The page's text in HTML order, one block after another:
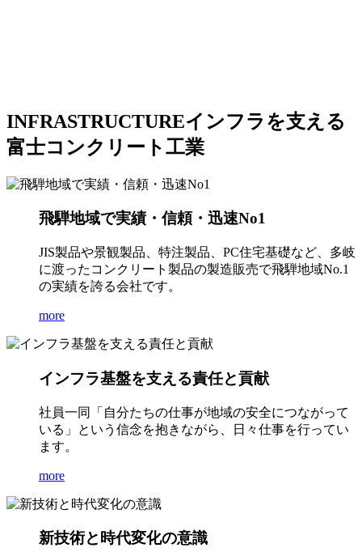
INFRASTRUCTUREインフラを支える
富士コンクリート工業
飛騨地域で実績・信頼・迅速No1
JIS製品や景観製品、特注製品、PC住宅基礎など、多岐
に渡ったコンクリート製品の製造販売で飛騨地域No.1
の実績を誇る会社です。
more
インフラ基盤を支える責任と貢献
社員一同「自分たちの仕事が地域の安全につながって
いる」という信念を抱きながら、日々仕事を行ってい
ます。
more
新技術と時代変化の意識